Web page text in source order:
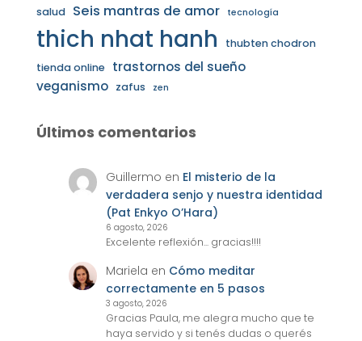
salud Seis mantras de amor tecnología
thich nhat hanh
thubten chodron
tienda online trastornos del sueño
veganismo zafus zen
Últimos comentarios
Guillermo en El misterio de la
verdadera senjo y nuestra identidad
(Pat Enkyo O’Hara)
6 agosto, 2026
Excelente reflexión... gracias!!!!
Mariela en Cómo meditar
correctamente en 5 pasos
3 agosto, 2026
Gracias Paula, me alegra mucho que te
haya servido y si tenés dudas o querés